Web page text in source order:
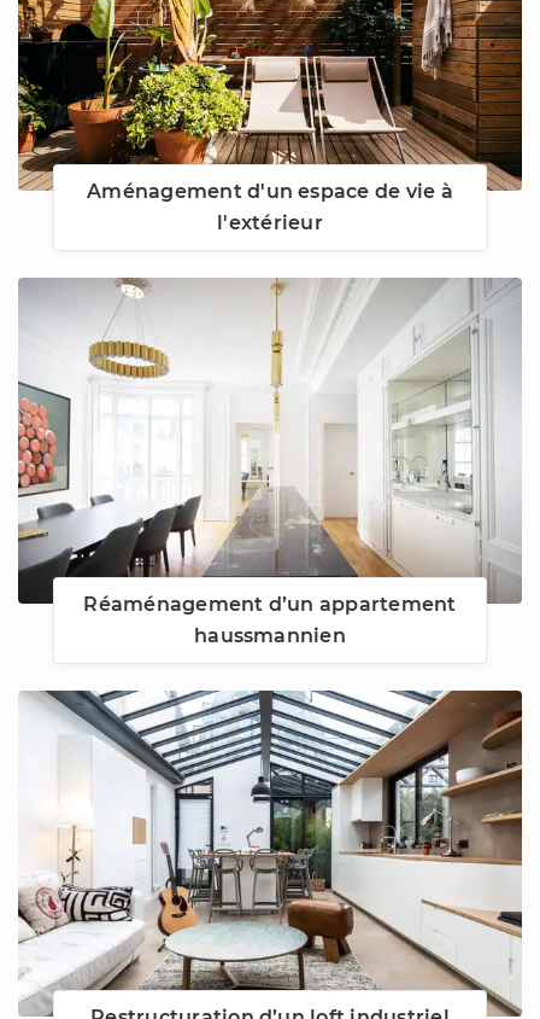
Aménagement d'un espace de vie à
l'extérieur
Réaménagement d’un appartement
haussmannien